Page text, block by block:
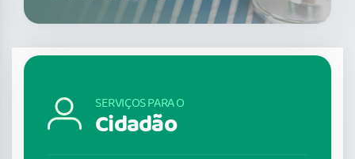
SERVIÇOS PARA O
Cidadão